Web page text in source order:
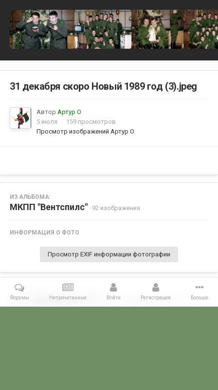
31 декабря скоро Новый 1989 год (3).jpeg
Автор Артур О
5 июля
159 просмотров
Просмотр изображений Артур О
ИЗ АЛЬБОМА:
МКПП "Вентспилс" · 92 изображения
ИНФОРМАЦИЯ О ФОТО
Просмотр EXIF информации фотографии
Поделиться Подписчики 0
Форумы Непрочитанные Войти Регистрация Больше